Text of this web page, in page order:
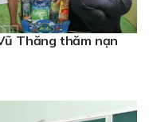
Thăng thăm nạn